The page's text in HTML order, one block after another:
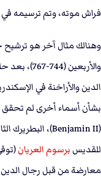
فراش موته، وتم ترسيمه في
والأربعين
الدين والأراخنة في
بشأن أسماء أخرى لم تحقق
للقديس برسوم العريان
معارضة من قبل رجال الدين